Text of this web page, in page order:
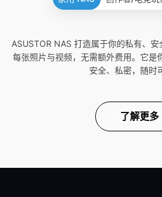
ASUSTOR NAS 打造属于你的私有、
每张照片与视频，无需额外费用。它
安全、私密，随时
了解更多